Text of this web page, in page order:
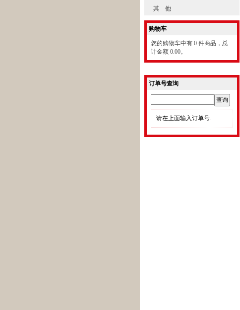
其 他
购物车
您的购物车中有 0 件商品，总
计金额 0.00。
订单号查询
请在上面输入订单号.